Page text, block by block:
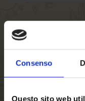
Consenso
Questo sito web
Ombrello verde con
Diametro: 100 cm